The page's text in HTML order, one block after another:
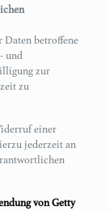
Daten betroffene
und
zur
zu
einer
jederzeit an
von Getty